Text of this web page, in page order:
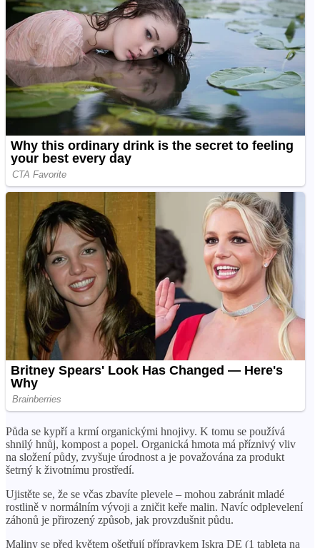
Půda se kypří a krmí organickými hnojivy. K tomu se používá
shnilý hnůj, kompost a popel. Organická hmota má příznivý vliv
na složení půdy, zvyšuje úrodnost a je považována za produkt
šetrný k životnímu prostředí.
Ujistěte se, že se včas zbavíte plevele – mohou zabránit mladé
rostlině v normálním vývoji a zničit keře malin. Navíc odplevelení
záhonů je přirozený způsob, jak provzdušnit půdu.
Maliny se před květem ošetřují přípravkem Iskra DE (1 tableta na